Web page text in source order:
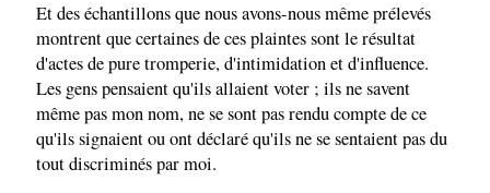
Et des échantillons que nous avons-nous même prélevés
montrent que certaines de ces plaintes sont le résultat
d'actes de pure tromperie, d'intimidation et d'influence.
Les gens pensaient qu'ils allaient voter ; ils ne savent
même pas mon nom, ne se sont pas rendu compte de ce
qu'ils signaient ou ont déclaré qu'ils ne se sentaient pas du
tout discriminés par moi.